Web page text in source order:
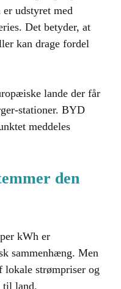
udstyret med
Det betyder, at
kan drage fordel
lande der får
stationer. BYD
meddeles
den
kWh er
sammenhæng. Men
lokale strømpriser og
til land.